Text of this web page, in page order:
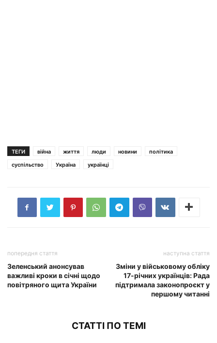
ТЕГИ війна життя люди новини
політика
суспільство
Україна українці
попередня стаття
Зеленський анонсував
важливі кроки в січні щодо
повітряного щита України
наступна стаття
Зміни у військовому обліку
17-річних українців: Рада
підтримала законопроєкт у
першому читанні
СТАТТІ ПО ТЕМІ